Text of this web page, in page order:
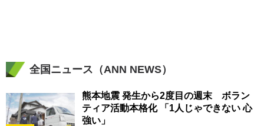
全国ニュース（ANN NEWS）
熊本地震 発生から2度目の週末 ボラン
ティア活動本格化 「1人じゃできない 心
強い」